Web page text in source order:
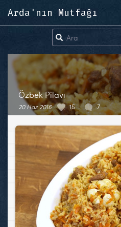
Arda'nın Mutfağı
Özbek Pilavı
20 Haz 2016 15 7